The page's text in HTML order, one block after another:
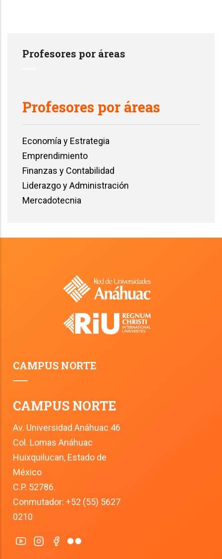
Profesores por áreas
Profesores por áreas
Economía y Estrategia
Emprendimiento
Finanzas y Contabilidad
Liderazgo y Administración
Mercadotecnia
CAMPUS NORTE
CAMPUS NORTE
Av. Universidad Anáhuac 46
Col. Lomas Anáhuac
Huixquilucan, Estado de
México
C.P. 52786.
Conmutador: +52 (55) 5627
0210